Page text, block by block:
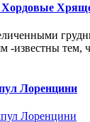
Хордовые
-известны тем,
Лоренцини